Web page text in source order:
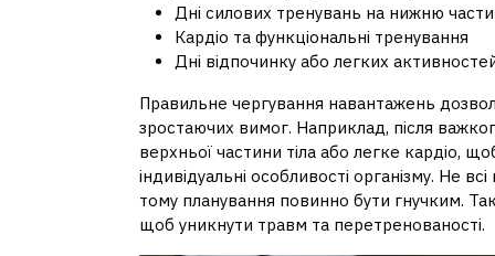
Дні силових тренувань на нижню
Кардіо та функціональні тренування
Дні відпочинку або легких
Правильне чергування навантажень
зростаючих вимог. Наприклад, після
верхньої частини тіла або легке кардіо,
індивідуальні особливості організму. Не
тому планування повинно бути гнучким.
щоб уникнути травм та перетренованості.